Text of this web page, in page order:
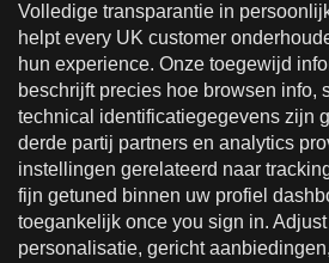
Volledige transparantie in
helpt every UK customer
hun experience. Onze toegewijd
beschrijft precies hoe browsen info,
technical identificatiegegevens zijn
derde partij partners en analytics
instellingen gerelateerd naar
fijn getuned binnen uw profiel
toegankelijk once you sign in.
personalisatie, gericht